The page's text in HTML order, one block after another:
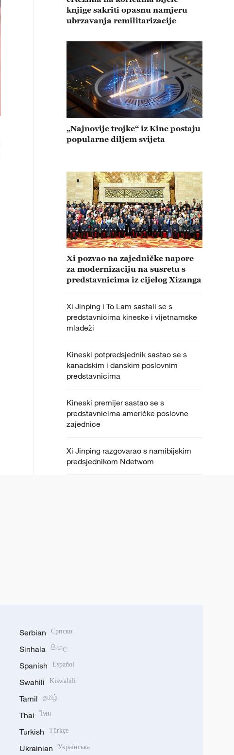
knjige sakriti opasnu namjeru
ubrzavanja remilitarizacije
„Najnovije trojke“ iz Kine postaju
popularne diljem svijeta
Xi pozvao na zajedničke napore
za modernizaciju na susretu s
predstavnicima iz cijelog Xizanga
Xi Jinping i To Lam sastali se s
predstavnicima kineske i vijetnamske
mladeži
Kineski potpredsjednik sastao se s
kanadskim i danskim poslovnim
predstavnicima
Kineski premijer sastao se s
predstavnicima američke poslovne
zajednice
Xi Jinping razgovarao s namibijskim
predsjednikom Ndetwom
Serbian Српски
Sinhala සිංහල
Spanish Español
Swahili Kiswahili
Tamil தமிழ்
Thai ไทย
Turkish Türkçe
Ukrainian Українська